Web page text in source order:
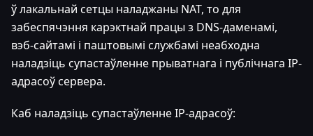
ў лакальнай сетцы наладжаны NAT, то для
забеспячэння карэктнай працы з DNS-даменамі,
вэб-сайтамі і паштовымі службамі неабходна
наладзіць супастаўленне прыватнага і публічнага IP-
адрасоў сервера.
Каб наладзіць супастаўленне IP-адрасоў: